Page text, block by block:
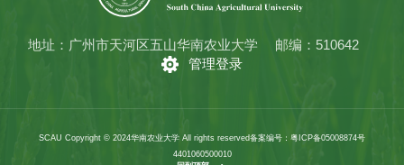
地址：广州市天河区五山华南农业大学
邮编：510642
管理登录
SCAU Copyright © 2024华南农业大学 All rights reserved备案编号：粤ICP备05008874号
4401060500010